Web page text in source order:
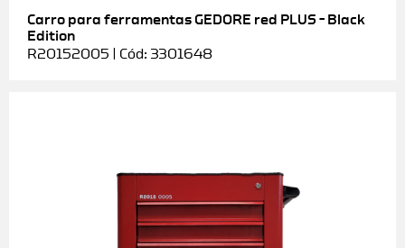
Carro para ferramentas GEDORE red PLUS – Black
Edition
R20152005 | Cód: 3301648